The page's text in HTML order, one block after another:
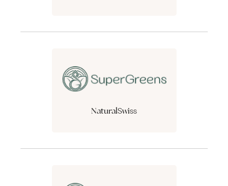
NaturalSwiss